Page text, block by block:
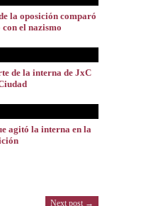
la oposición comparó
el nazismo
de la interna de JxC
agitó la interna en la
Next post →